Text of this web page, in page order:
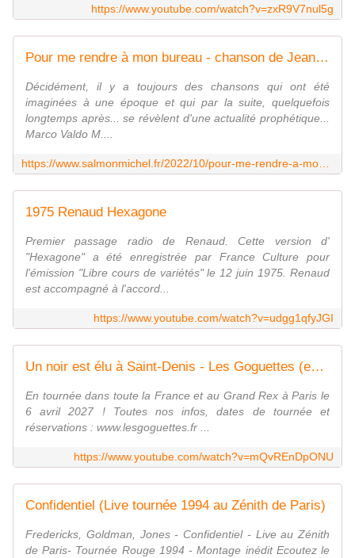
https://www.youtube.com/watch?v=zxR9V7nul5g
Pour me rendre à mon bureau - chanson de Jean Boyer (1945) Interprète Georges Tabet. - Passions de Michel
Décidément, il y a toujours des chansons qui ont été
imaginées à une époque et qui par la suite, quelquefois
longtemps après... se révèlent d'une actualité prophétique...
Marco Valdo M....
1975 Renaud Hexagone
Premier passage radio de Renaud. Cette version d'
"Hexagone" a été enregistrée par France Culture pour
l'émission "Libre cours de variétés" le 12 juin 1975. Renaud
est accompagné à l'accord...
https://www.youtube.com/watch?v=udgg1qfyJGI
Un noir est élu à Saint-Denis - Les Goguettes (en trio mais à quatre)
En tournée dans toute la France et au Grand Rex à Paris le
6 avril 2027 ! Toutes nos infos, dates de tournée et
réservations : www.lesgoguettes.fr ...
https://www.youtube.com/watch?v=mQvREnDpONU
Confidentiel (Live tournée 1994 au Zénith de Paris)
Fredericks, Goldman, Jones - Confidentiel - Live au Zénith
de Paris- Tournée Rouge 1994 - Montage inédit Ecoutez le